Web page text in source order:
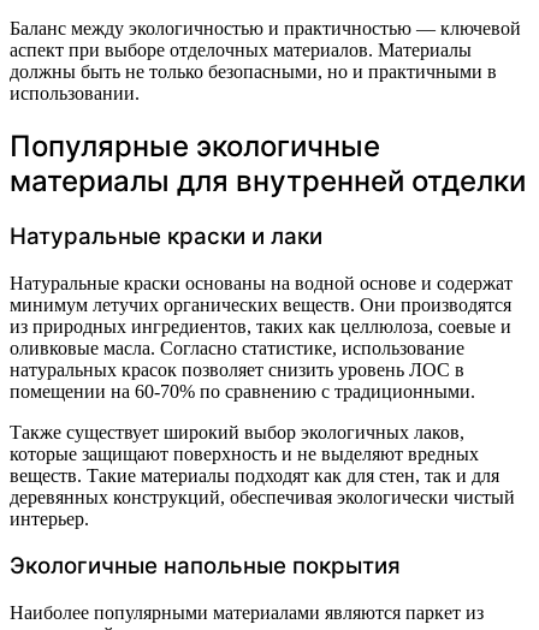
Баланс между экологичностью и практичностью — ключевой
аспект при выборе отделочных материалов. Материалы
должны быть не только безопасными, но и практичными в
использовании.
Популярные экологичные
материалы для внутренней отделки
Натуральные краски и лаки
Натуральные краски основаны на водной основе и содержат
минимум летучих органических веществ. Они производятся
из природных ингредиентов, таких как целлюлоза, соевые и
оливковые масла. Согласно статистике, использование
натуральных красок позволяет снизить уровень ЛОС в
помещении на 60-70% по сравнению с традиционными.
Также существует широкий выбор экологичных лаков,
которые защищают поверхность и не выделяют вредных
веществ. Такие материалы подходят как для стен, так и для
деревянных конструкций, обеспечивая экологически чистый
интерьер.
Экологичные напольные покрытия
Наиболее популярными материалами являются паркет из